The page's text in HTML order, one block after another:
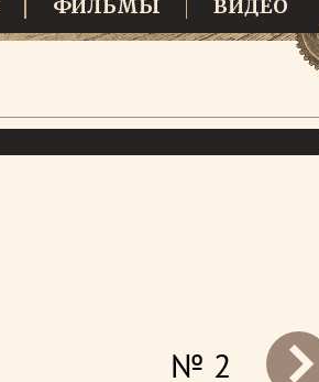
ФИЛЬМЫ ВИДЕО
№ 2